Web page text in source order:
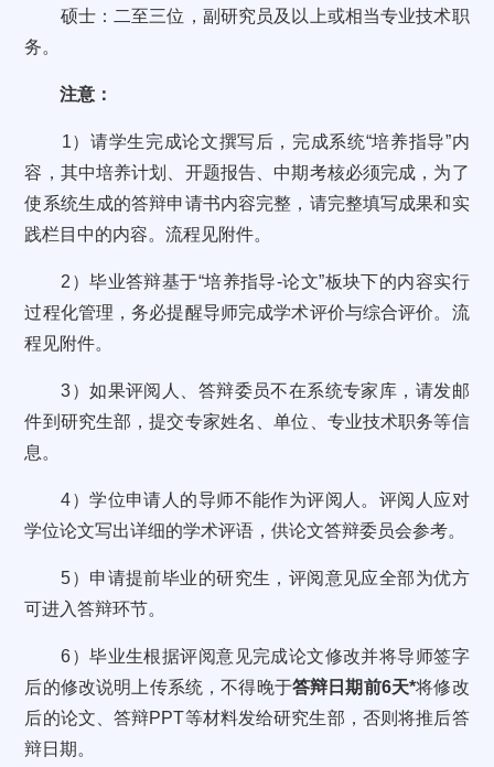
硕士：二至三位，副研究员及以上或相当专业技术职
务。
注意：
1）请学生完成论文撰写后，完成系统“培养指导”内
容，其中培养计划、开题报告、中期考核必须完成，为了
使系统生成的答辩申请书内容完整，请完整填写成果和实
践栏目中的内容。流程见附件。
2）毕业答辩基于“培养指导-论文”板块下的内容实行
过程化管理，务必提醒导师完成学术评价与综合评价。流
程见附件。
3）如果评阅人、答辩委员不在系统专家库，请发邮
件到研究生部，提交专家姓名、单位、专业技术职务等信
息。
4）学位申请人的导师不能作为评阅人。评阅人应对
学位论文写出详细的学术评语，供论文答辩委员会参考。
5）申请提前毕业的研究生，评阅意见应全部为优方
可进入答辩环节。
6）毕业生根据评阅意见完成论文修改并将导师签字
后的修改说明上传系统，不得晚于答辩日期前6天*将修改
后的论文、答辩PPT等材料发给研究生部，否则将推后答
辩日期。